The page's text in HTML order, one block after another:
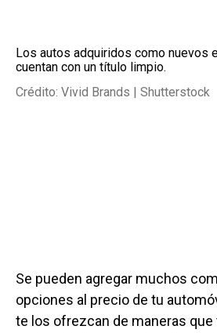
Los autos adquiridos como nuevos
cuentan con un título limpio.
Crédito: Vivid Brands | Shutterstock
Se pueden agregar muchos
opciones al precio de tu
te los ofrezcan de maneras que